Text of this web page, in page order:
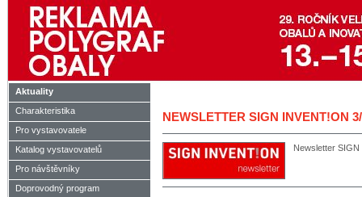
Aktuality
Charakteristika
Pro vystavovatele
Katalog vystavovatelů
Pro návštěvníky
Doprovodný program
NEWSLETTER SIGN INVENT!ON
Newsletter